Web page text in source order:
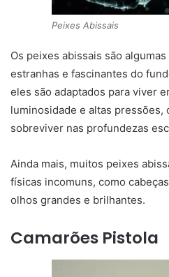
Peixes Abissais
Os peixes abissais são
estranhas e fascinantes do
eles são adaptados para viver
luminosidade e altas pressões,
sobreviver nas profundezas
Ainda mais, muitos peixes
físicas incomuns, como
olhos grandes e brilhantes.
Camarões Pistola